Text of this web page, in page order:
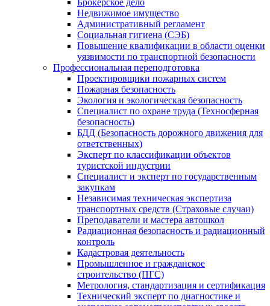
Брокерское дело
Недвижимое имущество
Административный регламент
Социальная гигиена (СЭБ)
Повышение квалификации в области оценки
уязвимости по транспортной безопасности
Профессиональная переподготовка
Проектировщики пожарных систем
Пожарная безопасность
Экология и экологическая безопасность
Специалист по охране труда (Техносферная
безопасность)
БДД (Безопасность дорожного движения для
ответственных)
Эксперт по классификации объектов
туристской индустрии
Специалист и эксперт по государственным
закупкам
Независимая техническая экспертиза
транспортных средств (Страховые случаи)
Преподаватели и мастера автошкол
Радиационная безопасность и радиационный
контроль
Кадастровая деятельность
Промышленное и гражданское
строительство (ПГС)
Метрология, стандартизация и сертификация
Технический эксперт по диагностике и